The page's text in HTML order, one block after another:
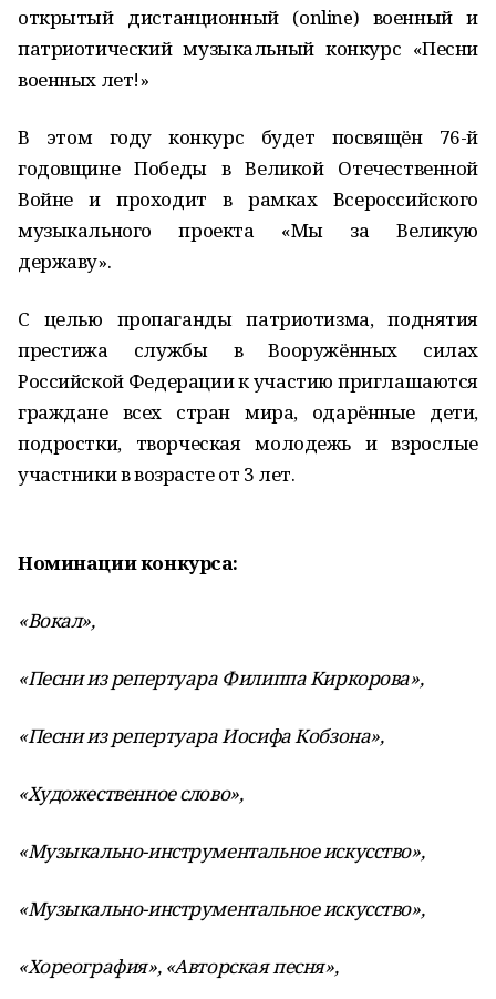
открытый дистанционный (online) военный и
патриотический музыкальный конкурс «Песни
военных лет!»
В этом году конкурс будет посвящён 76-й
годовщине Победы в Великой Отечественной
Войне и проходит в рамках Всероссийского
музыкального проекта «Мы за Великую
державу».
С целью пропаганды патриотизма, поднятия
престижа службы в Вооружённых силах
Российской Федерации к участию приглашаются
граждане всех стран мира, одарённые дети,
подростки, творческая молодежь и взрослые
участники в возрасте от 3 лет.
Номинации конкурса:
«Вокал»,
«Песни из репертуара Филиппа Киркорова»,
«Песни из репертуара Иосифа Кобзона»,
«Художественное слово»,
«Музыкально-инструментальное искусство»,
«Музыкально-инструментальное искусство»,
«Хореография», «Авторская песня»,